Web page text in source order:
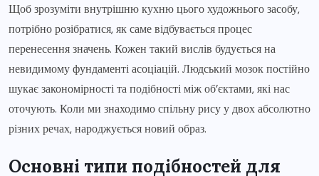
Щоб зрозуміти внутрішню кухню цього художнього засобу,
потрібно розібратися, як саме відбувається процес
перенесення значень. Кожен такий вислів будується на
невидимому фундаменті асоціацій. Людський мозок постійно
шукає закономірності та подібності між об’єктами, які нас
оточують. Коли ми знаходимо спільну рису у двох абсолютно
різних речах, народжується новий образ.
Основні типи подібностей для